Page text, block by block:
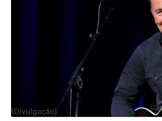
(Divulgação)